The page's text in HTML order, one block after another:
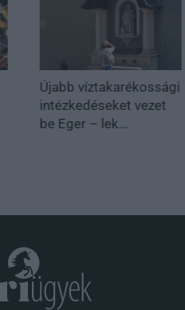
Újabb víztakarékossági
intézkedéseket vezet
be Eger – lek...